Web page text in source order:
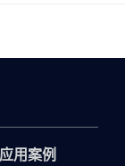
应用案例